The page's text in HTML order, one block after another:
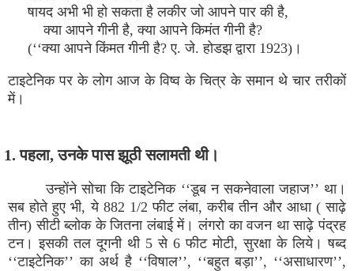
षायद अभी भी हो सकता है लकीर जो आपने पार की है,
क्या आपने गीनी है, क्या आपने किमंत गीनी है?
(‘‘क्या आपने किंमत गीनी है? ए. जे. होडझ द्वारा 1923)।
टाइटेनिक पर के लोग आज के विष्व के चित्र के समान थे चार तरीकों
में।
1. पहला, उनके पास झूठी सलामती थी।
उन्होंने सोचा कि टाइटेनिक ‘‘डूब न सकनेवाला जहाज’’ था।
सब होते हुए भी, ये 882 1/2 फीट लंबा, करीब तीन और आधा ( साढ़े
तीन) सीटी ब्लोक के जितना लंबाई में। लंगरो का वजन था साढ़े पंद्रह
टन। इसकी तल दूगनी थी 5 से 6 फीट मोटी, सुरक्षा के लिये। षब्द
‘‘टाइटेनिक’’ का अर्थ है ‘‘विषाल’’, ‘‘बहुत बड़ा’’, ‘‘असाधारण’’,